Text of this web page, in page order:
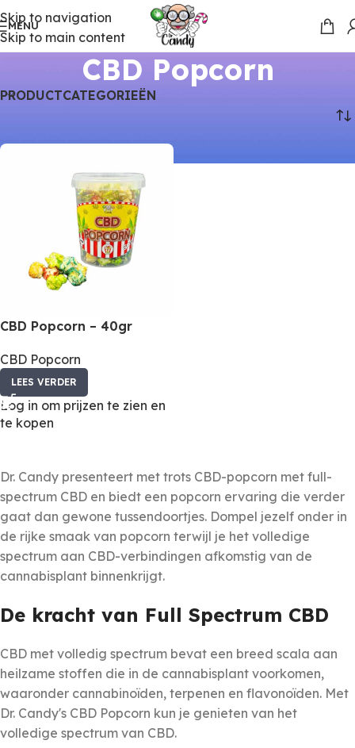
Skip to navigation
Skip to main content
MENU
CBD Popcorn
PRODUCTCATEGORIEËN
CBD Popcorn – 40gr
CBD Popcorn
LEES VERDER
Log in om prijzen te zien en
te kopen
Dr. Candy presenteert met trots CBD-popcorn met full-
spectrum CBD en biedt een popcorn ervaring die verder
gaat dan gewone tussendoortjes. Dompel jezelf onder in
de rijke smaak van popcorn terwijl je het volledige
spectrum aan CBD-verbindingen afkomstig van de
cannabisplant binnenkrijgt.
De kracht van Full Spectrum CBD
CBD met volledig spectrum bevat een breed scala aan
heilzame stoffen die in de cannabisplant voorkomen,
waaronder cannabinoïden, terpenen en flavonoïden. Met
Dr. Candy's CBD Popcorn kun je genieten van het
volledige spectrum van CBD.